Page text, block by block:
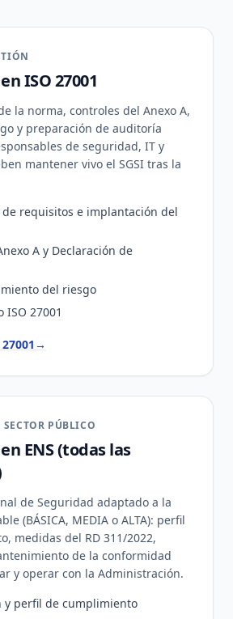
ISO 27001
la norma, controles del Anexo A,
y preparación de auditoría
de seguridad, IT y
mantener vivo el SGSI tras la
requisitos e implantación del
A y Declaración de
del riesgo
27001
→
PÚBLICO
ENS (todas las
de Seguridad adaptado a la
(BÁSICA, MEDIA o ALTA): perfil
medidas del RD 311/2022,
de la conformidad
y operar con la Administración.
y perfil de cumplimiento